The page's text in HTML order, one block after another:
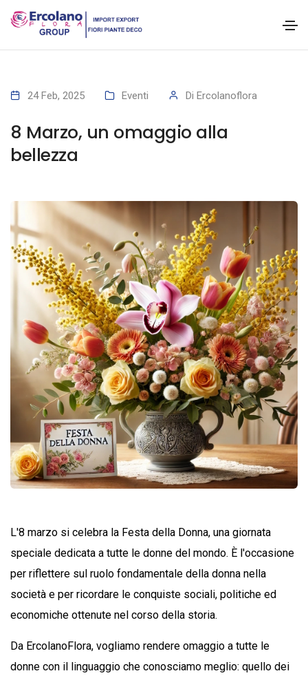
24 Feb, 2025 Eventi Di Ercolanoflora
8 Marzo, un omaggio alla
bellezza
L'8 marzo si celebra la Festa della Donna, una giornata
speciale dedicata a tutte le donne del mondo. È l'occasione
per riflettere sul ruolo fondamentale della donna nella
società e per ricordare le conquiste sociali, politiche ed
economiche ottenute nel corso della storia.
Da ErcolanoFlora, vogliamo rendere omaggio a tutte le
donne con il linguaggio che conosciamo meglio: quello dei